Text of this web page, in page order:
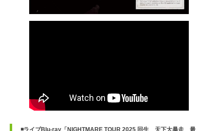
◾️ライブBlu-ray「NIGHTMARE TOUR 2025 回生　天下大暴走　最